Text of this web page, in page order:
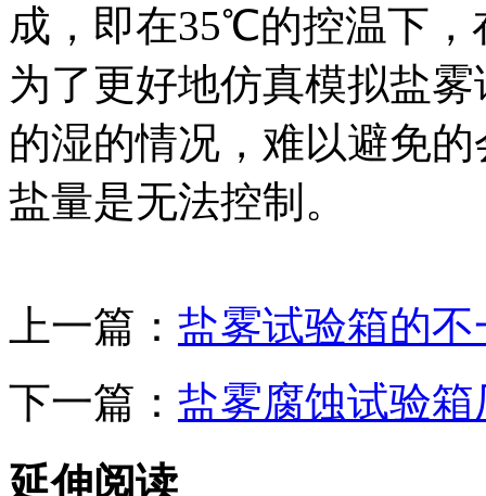
成，即在35℃的控温下，
为了更好地仿真模拟盐
的湿的情况，难以避免
盐量是无法控制。
上一篇： 盐雾试验箱的
下一篇： 盐雾腐蚀试验
延伸阅读